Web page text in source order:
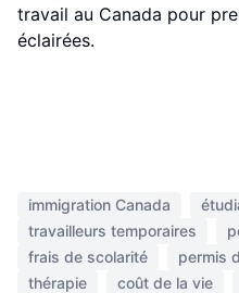
travail au Canada pour
éclairées.
immigration Canada
travailleurs temporaires
frais de scolarité
permis
thérapie
coût de la vie